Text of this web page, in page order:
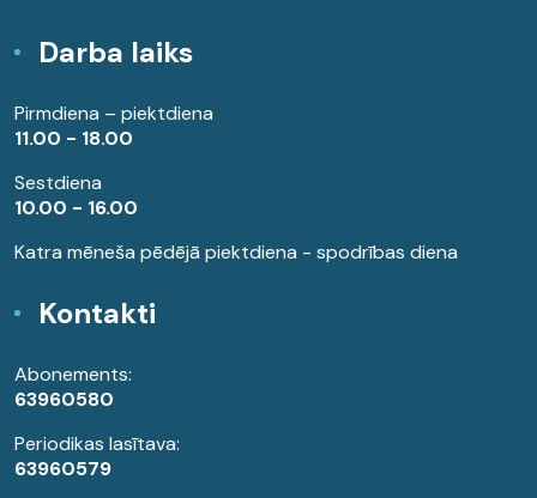
Darba laiks
Pirmdiena – piektdiena
11.00 - 18.00
Sestdiena
10.00 - 16.00
Katra mēneša pēdējā piektdiena - spodrības diena
Kontakti
Abonements:
63960580
Periodikas lasītava:
63960579